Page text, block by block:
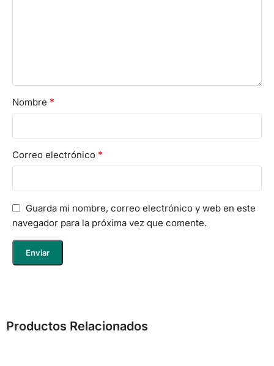
Nombre *
Correo electrónico *
Guarda mi nombre, correo electrónico y web en este
navegador para la próxima vez que comente.
Productos Relacionados